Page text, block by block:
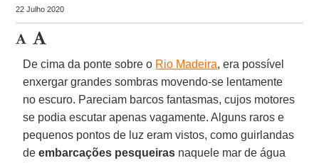
22 Julho 2020
De cima da ponte sobre o Rio Madeira, era possível
enxergar grandes sombras movendo-se lentamente
no escuro. Pareciam barcos fantasmas, cujos motores
se podia escutar apenas vagamente. Alguns raros e
pequenos pontos de luz eram vistos, como guirlandas
deembarcações pesqueiras naquele mar de água